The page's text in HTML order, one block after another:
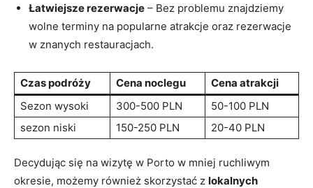
Łatwiejsze‍ rezerwacje – Bez problemu znajdziemy
wolne terminy ⁤na popularne atrakcje oraz rezerwacje
w ‌znanych restauracjach.
Czas podróży Cena⁣ noclegu
Cena atrakcji
Sezon wysoki
300-500 PLN
50-100 PLN
sezon niski
150-250 PLN 20-40 PLN
Decydując się na wizytę⁢ w Porto w mniej ruchliwym‌
okresie, możemy również skorzystać‌ z lokalnych